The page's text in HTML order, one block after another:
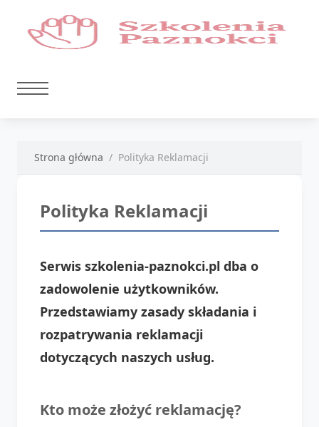
Strona główna Polityka Reklamacji
Polityka Reklamacji
Serwis szkolenia-paznokci.pl dba o
zadowolenie użytkowników.
Przedstawiamy zasady składania i
rozpatrywania reklamacji
dotyczących naszych usług.
Kto może złożyć reklamację?